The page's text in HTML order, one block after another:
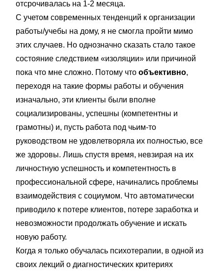
отсрочивалась на 1-2 месяца.
С учетом современных тенденций к организации
работы/учебы на дому, я не смогла пройти мимо
этих случаев. Но однозначно сказать стало такое
состояние следствием «изоляции» или причиной
пока что мне сложно. Потому что объективно,
переходя на такие формы работы и обучения
изначально, эти клиенты были вполне
социализированы, успешны (компетентны и
грамотны) и, пусть работа под чьим-то
руководством не удовлетворяла их полностью, все
же здоровы. Лишь спустя время, невзирая на их
личностную успешность и компетентность в
профессиональной сфере, начинались проблемы
взаимодействия с социумом. Что автоматически
приводило к потере клиентов, потере заработка и
невозможности продолжать обучение и искать
новую работу.
Когда я только обучалась психотерапии, в одной из
своих лекций о диагностических критериях